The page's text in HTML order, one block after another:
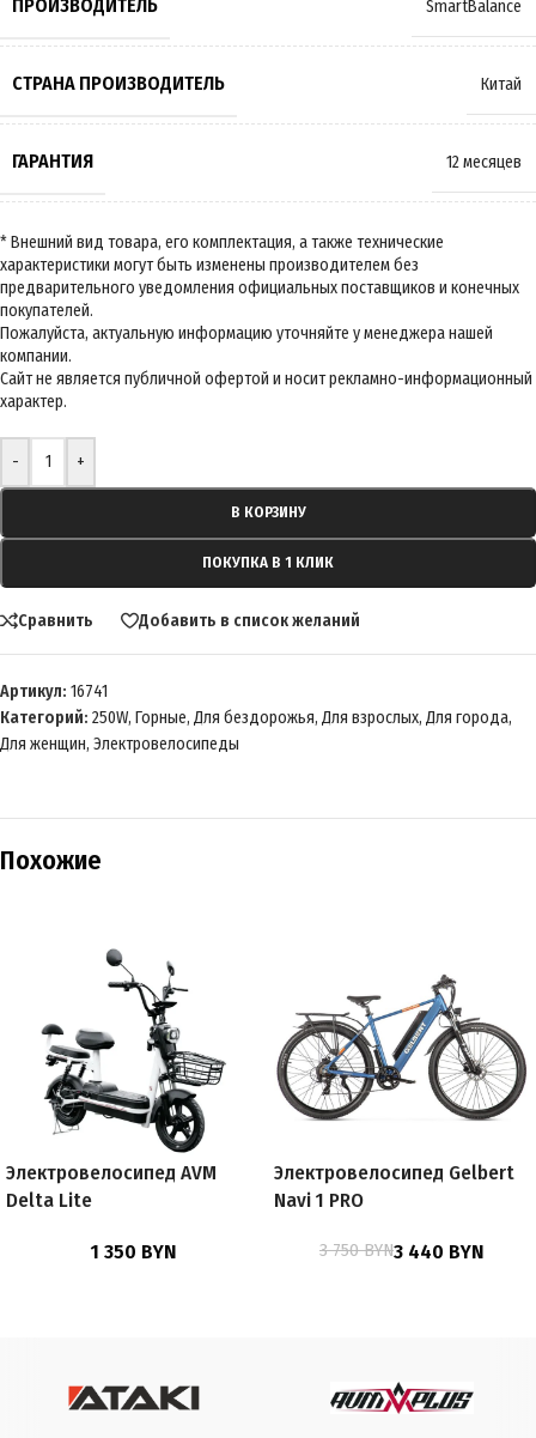
ПРОИЗВОДИТЕЛЬ SmartBalance
СТРАНА ПРОИЗВОДИТЕЛЬ Китай
ГАРАНТИЯ 12 месяцев
- +
В КОРЗИНУ
ПОКУПКА В 1 КЛИК
Сравнить Добавить в список желаний
Артикул: 16741
Категорий: 250W, Горные, Для бездорожья, Для взрослых, Для города,
Для женщин, Электровелосипеды
Похожие
Электровелосипед AVM
Delta Lite
1 350 BYN
Электровелосипед Gelbert
Navi 1 PRO
3 750BYN3 440 BYN